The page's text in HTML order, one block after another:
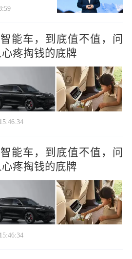
能车，到底值不值，问
疼掏钱的底牌
能车，到底值不值，问
疼掏钱的底牌